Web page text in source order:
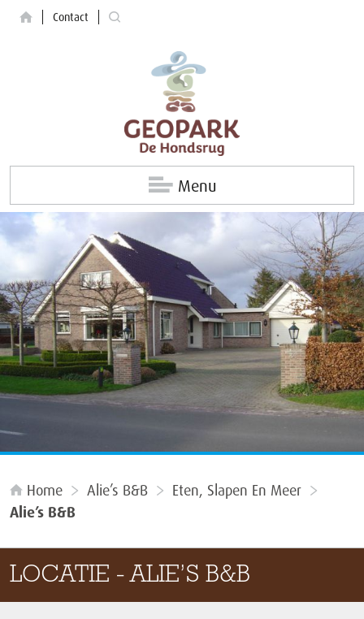
Contact
Menu
Home Alie’s B&B
Eten, Slapen En Meer
Alie’s B&B
LOCATIE - ALIE’S B&B